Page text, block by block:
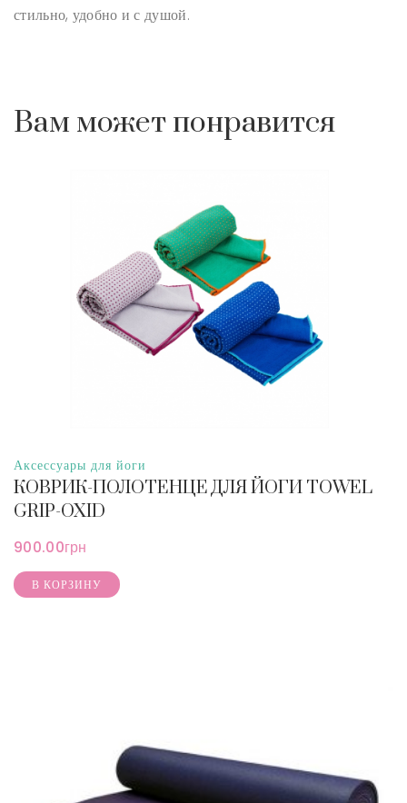
стильно, удобно и с душой.
Вам может понравится
Аксессуары для йоги
КОВРИК-ПОЛОТЕНЦЕ ДЛЯ ЙОГИ TOWEL
GRIP-OXID
900.00грн
В КОРЗИНУ